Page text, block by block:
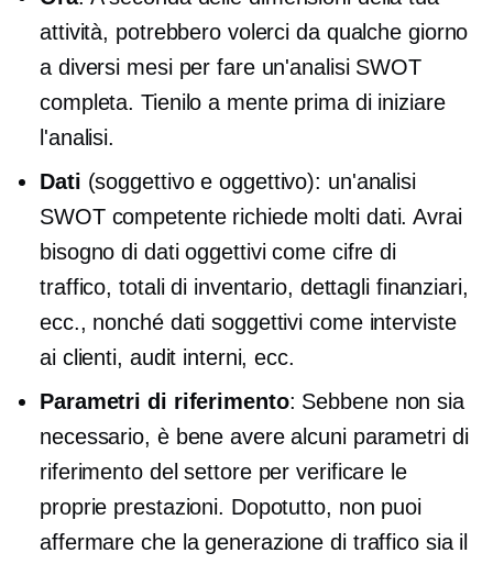
attività, potrebbero volerci da qualche giorno
a diversi mesi per fare un'analisi SWOT
completa. Tienilo a mente prima di iniziare
l'analisi.
Dati (soggettivo e oggettivo): un'analisi
SWOT competente richiede molti dati. Avrai
bisogno di dati oggettivi come cifre di
traffico, totali di inventario, dettagli finanziari,
ecc., nonché dati soggettivi come interviste
ai clienti, audit interni, ecc.
Parametri di riferimento: Sebbene non sia
necessario, è bene avere alcuni parametri di
riferimento del settore per verificare le
proprie prestazioni. Dopotutto, non puoi
affermare che la generazione di traffico sia il